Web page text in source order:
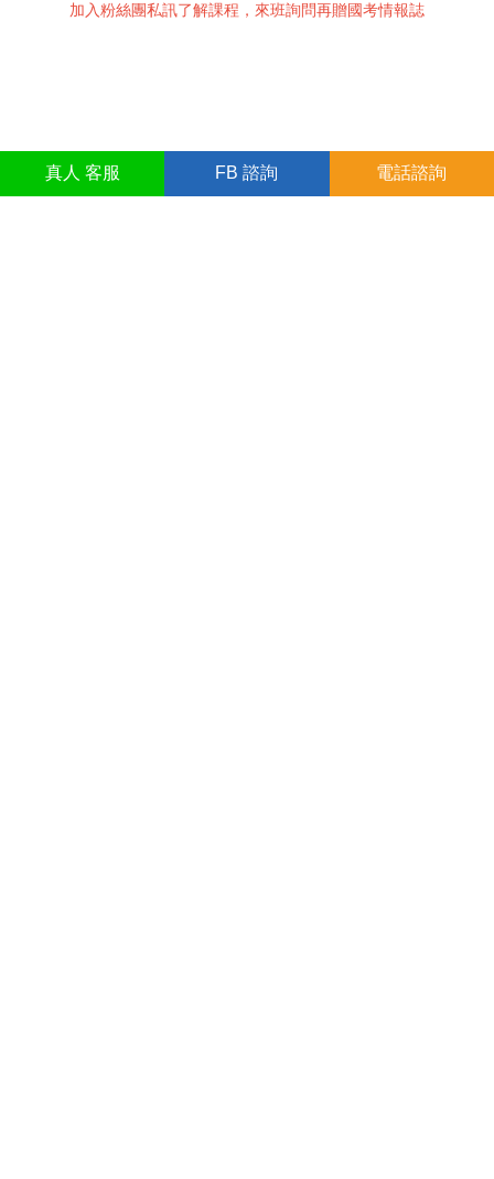
真人 客服 FB 諮詢 電話諮詢
加入粉絲團私訊了解課程，來班詢問再贈國考情報誌